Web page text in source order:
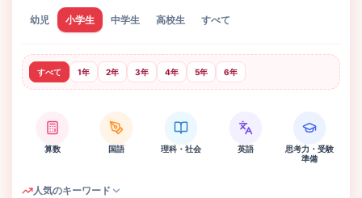
幼児 小学生 中学生 高校生 すべて
すべて 1年 2年 3年 4年 5年 6年
算数 国語 理科・社会 英語
思考力・受験
準備
人気のキーワード